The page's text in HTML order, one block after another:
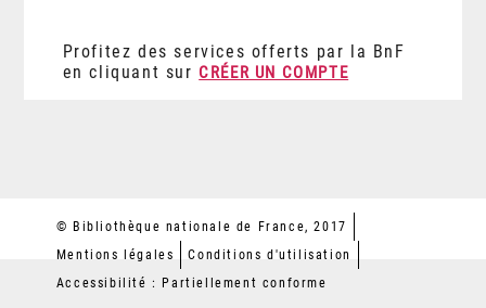
Profitez des services offerts par la BnF
en cliquant sur CRÉER UN COMPTE
© Bibliothèque nationale de France, 2017
Mentions légales
Conditions d'utilisation
Accessibilité : Partiellement conforme